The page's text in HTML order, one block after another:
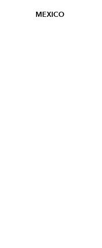
MEXICO